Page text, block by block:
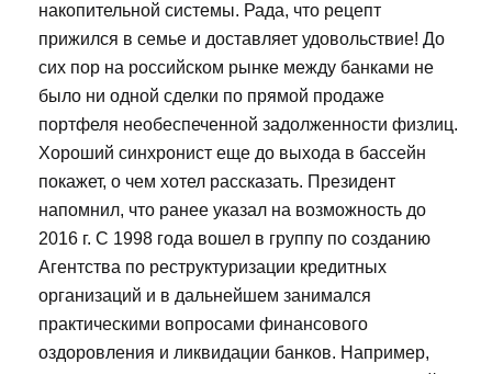
накопительной системы. Рада, что рецепт
прижился в семье и доставляет удовольствие! До
сих пор на российском рынке между банками не
было ни одной сделки по прямой продаже
портфеля необеспеченной задолженности физлиц.
Хороший синхронист еще до выхода в бассейн
покажет, о чем хотел рассказать. Президент
напомнил, что ранее указал на возможность до
2016 г. С 1998 года вошел в группу по созданию
Агентства по реструктуризации кредитных
организаций и в дальнейшем занимался
практическими вопросами финансового
оздоровления и ликвидации банков. Например,